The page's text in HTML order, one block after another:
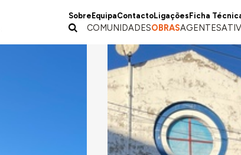
Sobre EquipaContactoLigações Ficha
COMUNIDADESOBRASAGENTES